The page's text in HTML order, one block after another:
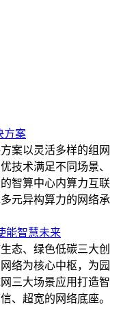
方案
案以灵活多样的组网
技术满足不同场景、
智算中心内算力互联
元异构算力的网络承
能智慧未来
态、绿色低碳三大创
络为核心中枢，为园
三大场景应用打造智
、超宽的网络底座。